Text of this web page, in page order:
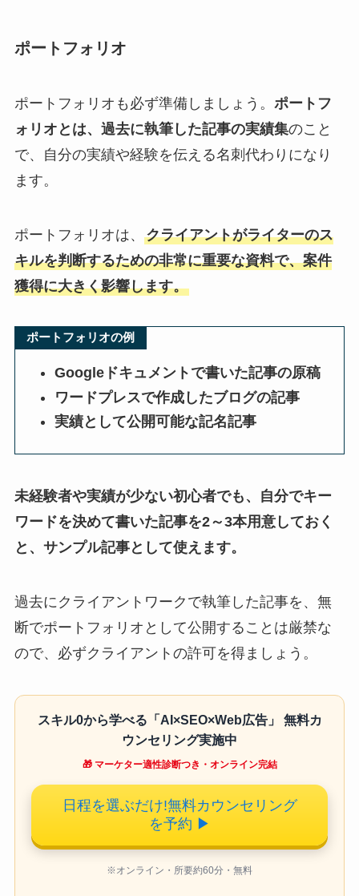
ポートフォリオ
ポートフォリオも必ず準備しましょう。 ポートフ
ォリオとは、過去に執筆した記事の実績集のこと
で、自分の実績や経験を伝える名刺代わりになり
ます。
ポートフォリオは、 クライアントがライターのス
キルを判断するための非常に重要な資料で、案件
獲得に大きく影響します。
ポートフォリオの例
Googleドキュメントで書いた記事の原稿
ワードプレスで作成したブログの記事
実績として公開可能な記名記事
未経験者や実績が少ない初心者でも、自分でキー
ワードを決めて書いた記事を2～3本用意しておく
と、サンプル記事として使えます。
過去にクライアントワークで執筆した記事を、無
断でポートフォリオとして公開することは厳禁な
ので、必ずクライアントの許可を得ましょう。
スキル0から学べる「AI×SEO×Web広告」 無料カ
ウンセリング実施中
🎁 マーケター適性診断つき・オンライン完結
日程を選ぶだけ!無料カウンセリング
を予約 ▶
※オンライン・所要約60分・無料